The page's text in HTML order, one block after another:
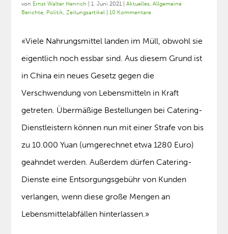
von Ernst Walter Henrich |1. Juni 2021 |Aktuelles,Allgemeine
Berichte, Politik,Zeitungsartikel |10 Kommentare
«Viele Nahrungsmittel landen im Müll, obwohl sie
eigentlich noch essbar sind. Aus diesem Grund ist
in China ein neues Gesetz gegen die
Verschwendung von Lebensmitteln in Kraft
getreten. Übermäßige Bestellungen bei Catering-
Dienstleistern können nun mit einer Strafe von bis
zu 10.000 Yuan (umgerechnet etwa 1280 Euro)
geahndet werden. Außerdem dürfen Catering-
Dienste eine Entsorgungsgebühr von Kunden
verlangen, wenn diese große Mengen an
Lebensmittelabfällen hinterlassen.»